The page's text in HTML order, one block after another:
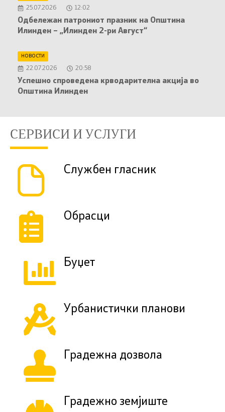
25.07.2026 12:02
Oдбележан патрониот празник на Општина
Илинден – „Илинден 2-ри Август“
НОВОСТИ
22.07.2026 20:58
Успешно спроведена крводарителна акција во
Општина Илинден
СЕРВИСИ И УСЛУГИ
Службен гласник
Обрасци
Буџет
Урбанистички планови
Градежна дозвола
Градежно земјиште